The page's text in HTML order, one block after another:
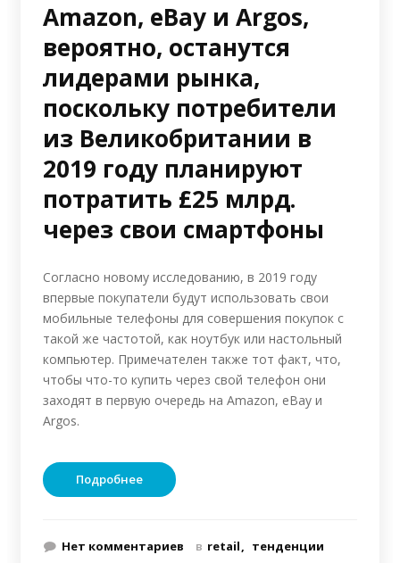
Amazon, eBay и Argos,
вероятно, останутся
лидерами рынка,
поскольку потребители
из Великобритании в
2019 году планируют
потратить £25 млрд.
через свои смартфоны
Согласно новому исследованию, в 2019 году
впервые покупатели будут использовать свои
мобильные телефоны для совершения покупок с
такой же частотой, как ноутбук или настольный
компьютер. Примечателен также тот факт, что,
чтобы что-то купить через свой телефон они
заходят в первую очередь на Amazon, eBay и
Argos.
Подробнее
Нет комментариев в retail тенденции